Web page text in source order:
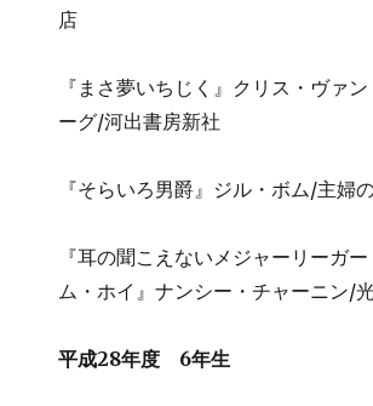
店
『まさ夢いちじく』クリス・ヴァ
ーグ/河出書房新社
『そらいろ男爵』ジル・ボム/主婦
『耳の聞こえないメジャーリーガ
ム・ホイ』ナンシー・チャーニン/
平成28年度 6年生